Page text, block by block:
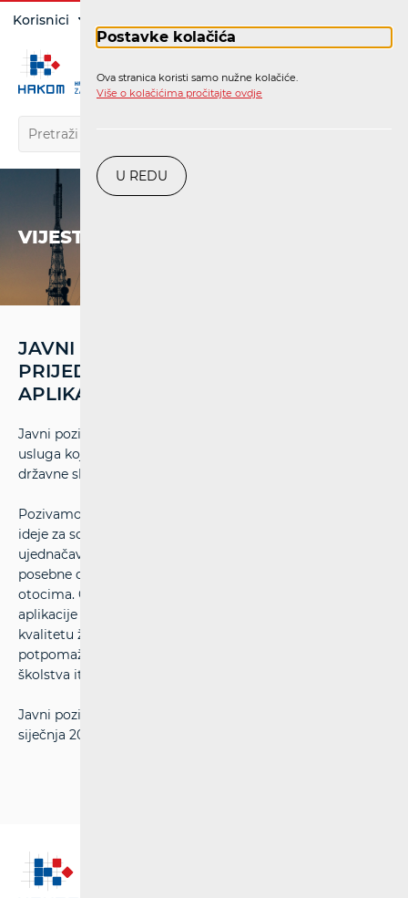
Postavke kolačića
Ova stranica koristi samo nužne kolačiće.
Više o kolačićima pročitajte ovdje
U REDU
Korisnici
VIJESTI
JAVNI POZIV ZA DOSTAVU
PRIJEDLOGA/IDEJA SOFTVERSKIH
APLIKACIJA I USLUGA
Javni poziv za dostavu prijedloga softverskih aplikacija i
usluga koje potpomažu brži razvoj područja od posebne
državne skrbi, brdsko-planinska područja i otoke
Pozivamo sve zainteresirane da nam dostave prijedloge i
ideje za softverske aplikacije i usluge za poticanje i
ujednačavanje razvoja širokopojasnosti na područjima od
posebne državne skrbi, brdsko-planinskim područjima i
otocima. Cilj javnog poziva je prikupiti ideje za softverske
aplikacije i usluge koje potpomažu razvoj gospodarstva i
kvalitetu života na spomenutim područjima tj.
potpomažu razvoj poljoprivrede, turizma, zdravstva,
školstva itd.
Javni poziv za dostavu prijedloga i ideja traje do 31.
siječnja 2012.g. i možete ga pronaći